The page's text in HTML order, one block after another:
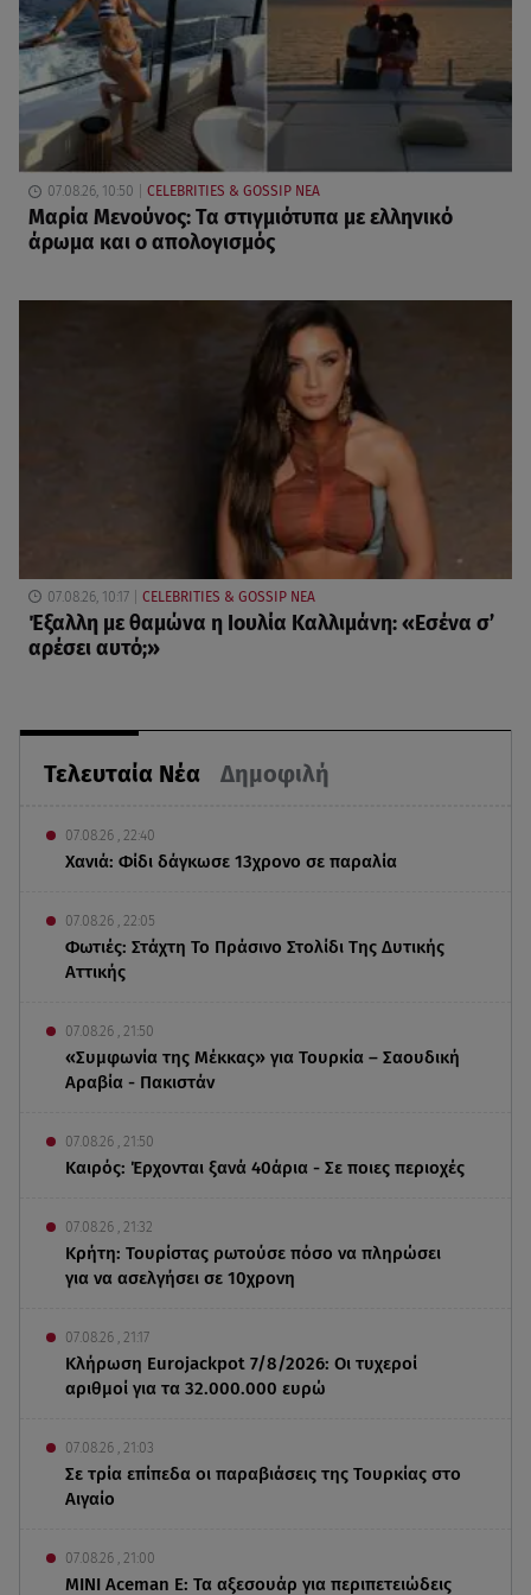
Τελευταία Νέα Δημοφιλή
07.08.26 , 22:40
Χανιά: Φίδι δάγκωσε 13χρονο σε παραλία
07.08.26 , 22:05
Φωτιές: Στάχτη Το Πράσινο Στολίδι Της Δυτικής
Αττικής
07.08.26 , 21:50
«Συμφωνία της Μέκκας» για Τουρκία – Σαουδική
Αραβία - Πακιστάν
07.08.26 , 21:50
Καιρός: Έρχονται ξανά 40άρια - Σε ποιες περιοχές
07.08.26 , 21:32
Κρήτη: Τουρίστας ρωτούσε πόσο να πληρώσει
για να ασελγήσει σε 10χρονη
07.08.26 , 21:17
Κλήρωση Eurojackpot 7/8/2026: Οι τυχεροί
αριθμοί για τα 32.000.000 ευρώ
07.08.26 , 21:03
Σε τρία επίπεδα οι παραβιάσεις της Τουρκίας στο
Αιγαίο
07.08.26 , 21:00
MINI Aceman E: Τα αξεσουάρ για περιπετειώδεις
07.08.26, 10:50 CELEBRITIES & GOSSIP ΝΕΑ
Μαρία Μενούνος: Τα στιγμιότυπα με ελληνικό
άρωμα και ο απολογισμός
07.08.26, 10:17 CELEBRITIES & GOSSIP ΝΕΑ
Έξαλλη με θαμώνα η Ιουλία Καλλιμάνη: «Εσένα σ’
αρέσει αυτό;»